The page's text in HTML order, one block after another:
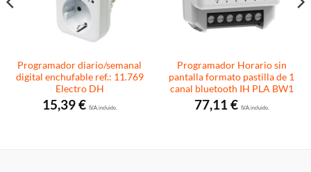
Programador diario/semanal
digital enchufable ref.: 11.769
Electro DH
15,39€ I.V.A. incluido.
Programador Horario sin
pantalla formato pastilla de 1
canal bluetooth IH PLA BW1
77,11€ I.V.A. incluido.